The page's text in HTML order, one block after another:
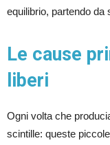
equilibrio, partendo da
Le cause
liberi
Ogni volta che
scintille: queste